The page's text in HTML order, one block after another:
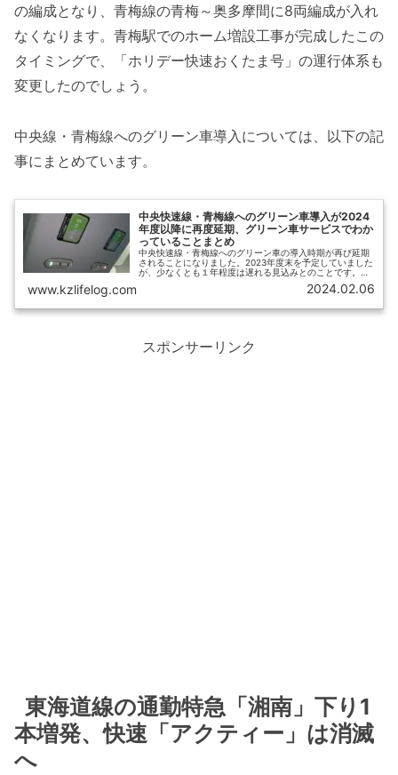
の編成となり、青梅線の青梅～奥多摩間に8両編成が入れ
なくなります。青梅駅でのホーム増設工事が完成したこの
タイミングで、「ホリデー快速おくたま号」の運行体系も
変更したのでしょう。
中央線・青梅線へのグリーン車導入については、以下の記
事にまとめています。
中央快速線・青梅線へのグリーン車導入が2024
年度以降に再度延期、グリーン車サービスでわか
っていることまとめ
中央快速線・青梅線へのグリーン車の導入時期が再び延期
されることになりました。2023年度末を予定していました
が、少なくとも１年程度は遅れる見込みとのことです。普
通列車グリーン車のでは初の両開きドアの導入など、他路
線との違いもあります。この記事では、中央線快速・青梅
めます。
www.kzlifelog.com 2024.02.06
スポンサーリンク
東海道線の通勤特急「湘南」下り1
本増発、快速「アクティー」は消滅
へ